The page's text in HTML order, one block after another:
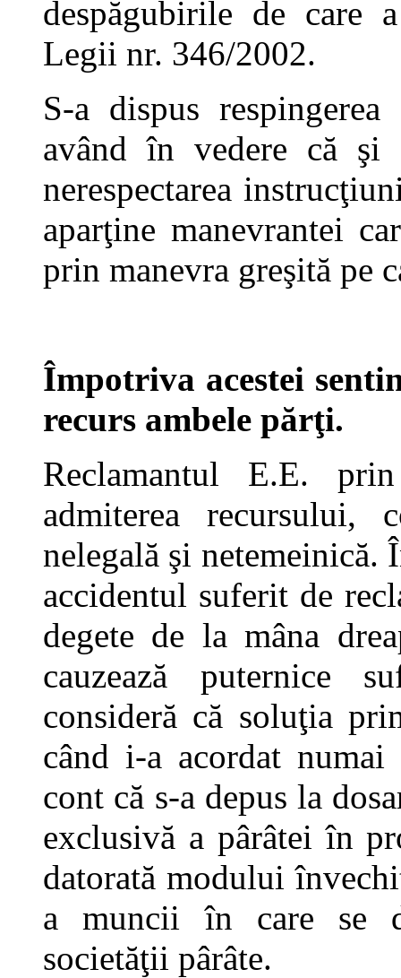
despăgubirile de care
Legii nr. 346/2002.
S-a dispus
având în vedere că şi
nerespectarea
aparţine manevrantei
prin manevra greşită pe
Împotriva acestei
recurs ambele părţi.
Reclamantul E.E.
admiterea recursului,
nelegală şi netemeinică.
accidentul suferit de
degete de la mâna
cauzează puternice
consideră că soluţia
când i-a acordat
cont că s-a depus la
exclusivă a pârâtei în
datorată modului
a muncii în care se
societăţii pârâte.